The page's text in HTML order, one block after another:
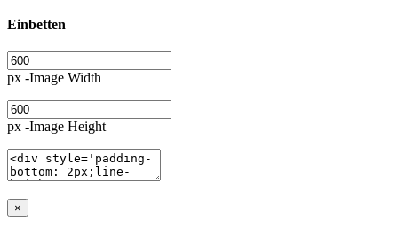
Einbetten
px -Image Width
px -Image Height
×